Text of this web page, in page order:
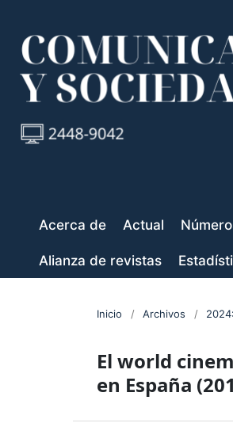
Acerca de Actual
Alianza de revistas
Inicio / Archivos /
El world
en España